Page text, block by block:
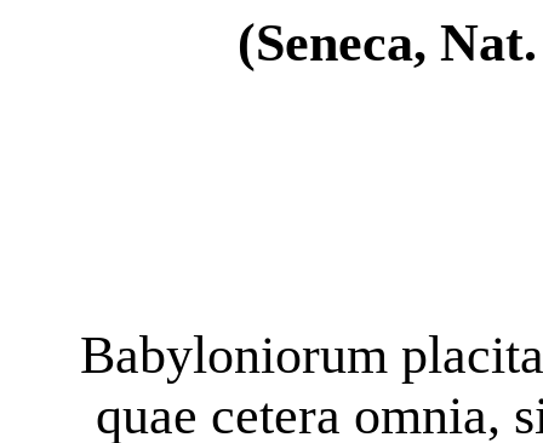
(Seneca,
Babyloniorum
quae cetera omnia,